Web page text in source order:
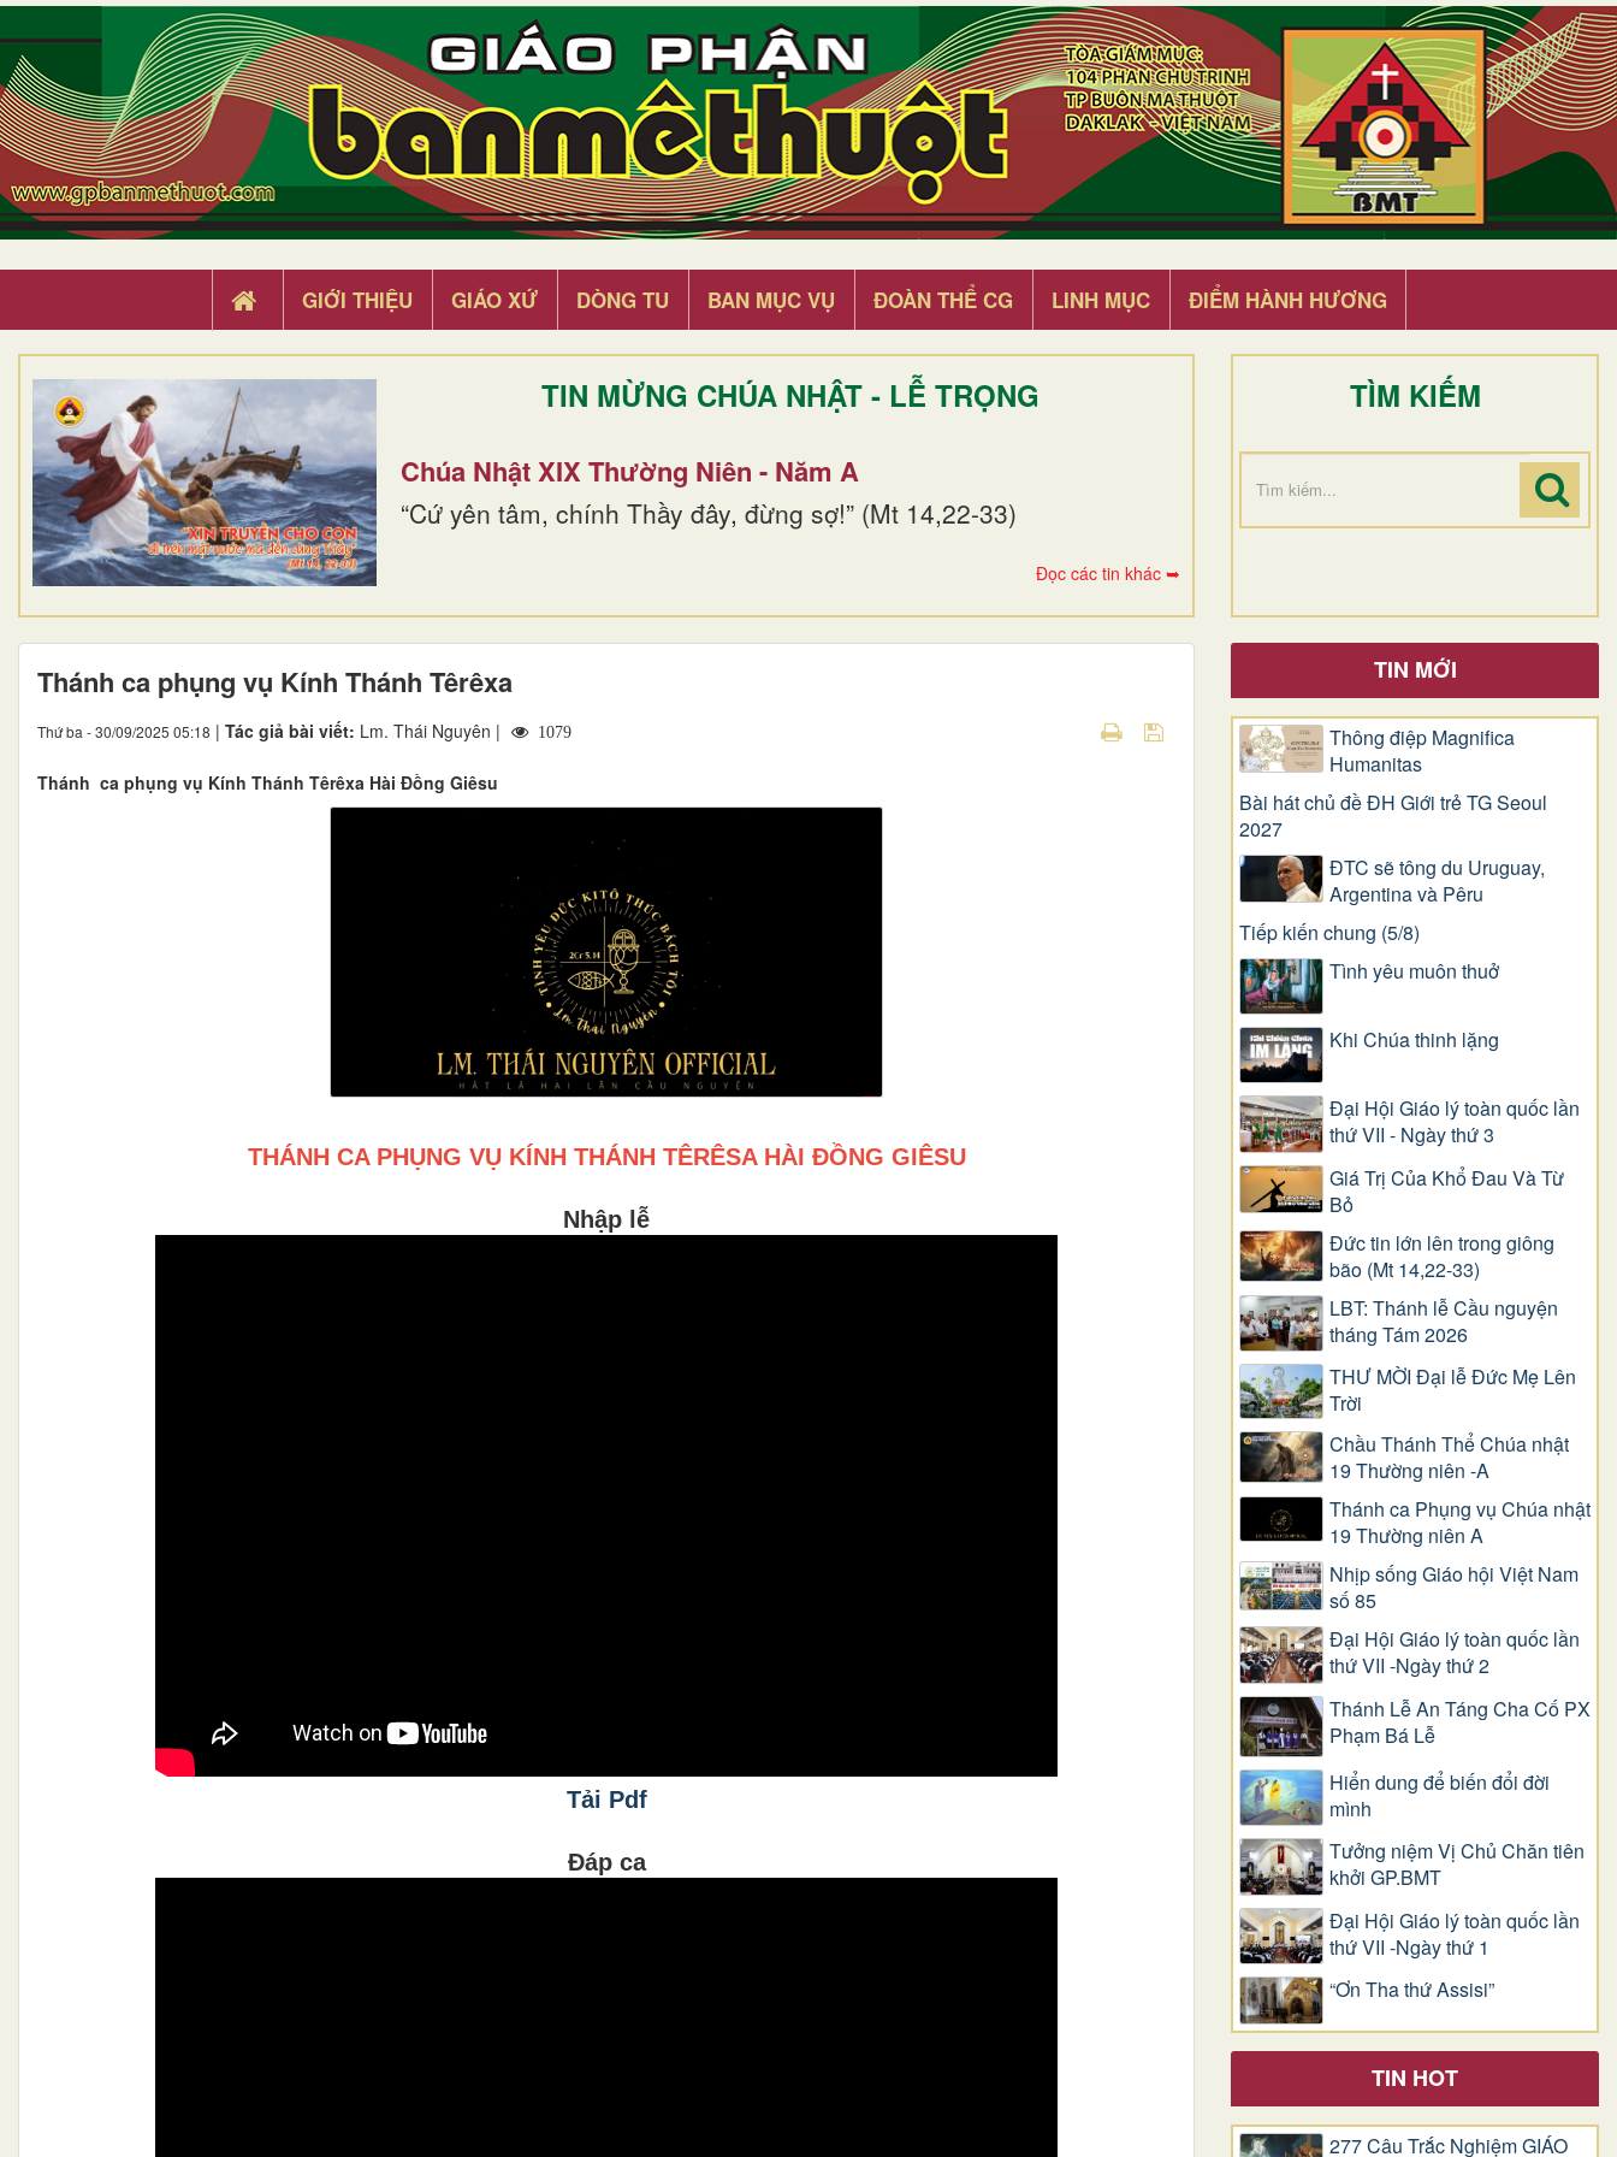
GIỚI THIỆU GIÁO XỨ DÒNG TU BAN MỤC VỤ ĐOÀN THỂ CG LINH MỤC ĐIỂM HÀNH HƯƠNG
TIN MỪNG CHÚA NHẬT - LỄ TRỌNG
Chúa Nhật XIX Thường Niên - Năm A
“Cứ yên tâm, chính Thầy đây, đừng sợ!” (Mt 14,22-33)
Đọc các tin khác ➥
TÌM KIẾM
Thánh ca phụng vụ Kính Thánh Têrêxa
Thứ ba - 30/09/2025 05:18 | Tác giả bài viết: Lm. Thái Nguyên | 1079
Thánh ca phụng vụ Kính Thánh Têrêxa Hài Đồng Giêsu
THÁNH CA PHỤNG VỤ KÍNH THÁNH TÊRÊSA HÀI ĐỒNG GIÊSU
Nhập lễ
Tải Pdf
Đáp ca
TIN MỚI
Thông điệp Magnifica
Humanitas
Bài hát chủ đề ĐH Giới trẻ TG Seoul
2027
ĐTC sẽ tông du Uruguay,
Argentina và Pêru
Tiếp kiến chung (5/8)
Tình yêu muôn thuở
Khi Chúa thinh lặng
Đại Hội Giáo lý toàn quốc lần
thứ VII - Ngày thứ 3
Giá Trị Của Khổ Ðau Và Từ
Bỏ
Đức tin lớn lên trong giông
bão (Mt 14,22-33)
LBT: Thánh lễ Cầu nguyện
tháng Tám 2026
THƯ MỜI Đại lễ Đức Mẹ Lên
Trời
Chầu Thánh Thể Chúa nhật
19 Thường niên -A
Thánh ca Phụng vụ Chúa nhật
19 Thường niên A
Nhịp sống Giáo hội Việt Nam
số 85
Đại Hội Giáo lý toàn quốc lần
thứ VII -Ngày thứ 2
Thánh Lễ An Táng Cha Cố PX
Phạm Bá Lễ
Hiển dung để biến đổi đời
mình
Tưởng niệm Vị Chủ Chăn tiên
khởi GP.BMT
Đại Hội Giáo lý toàn quốc lần
thứ VII -Ngày thứ 1
“Ơn Tha thứ Assisi”
TIN HOT
277 Câu Trắc Nghiệm GIÁO